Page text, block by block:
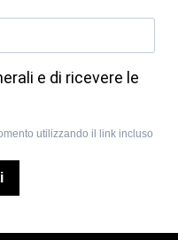
e di ricevere le
utilizzando il link incluso